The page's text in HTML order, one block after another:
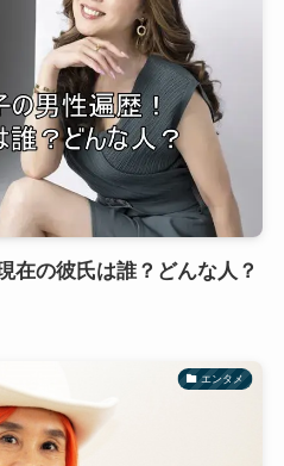
在の彼氏は誰？どんな人？
エンタメ